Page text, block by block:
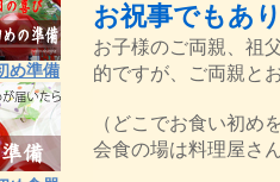
め準備
お祝事でもあ
お子様のご両親、祖
的ですが、ご両親と
（どこでお食い初め
会食の場は料理屋さ